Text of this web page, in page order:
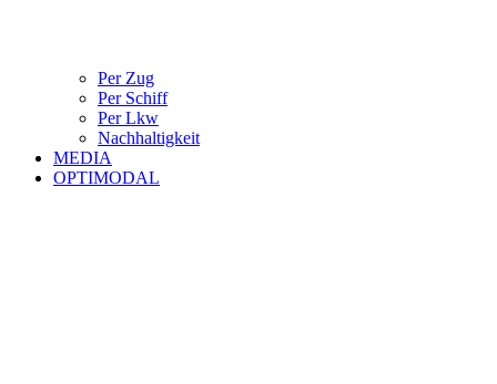
Per Zug
Per Schiff
Per Lkw
Nachhaltigkeit
MEDIA
OPTIMODAL